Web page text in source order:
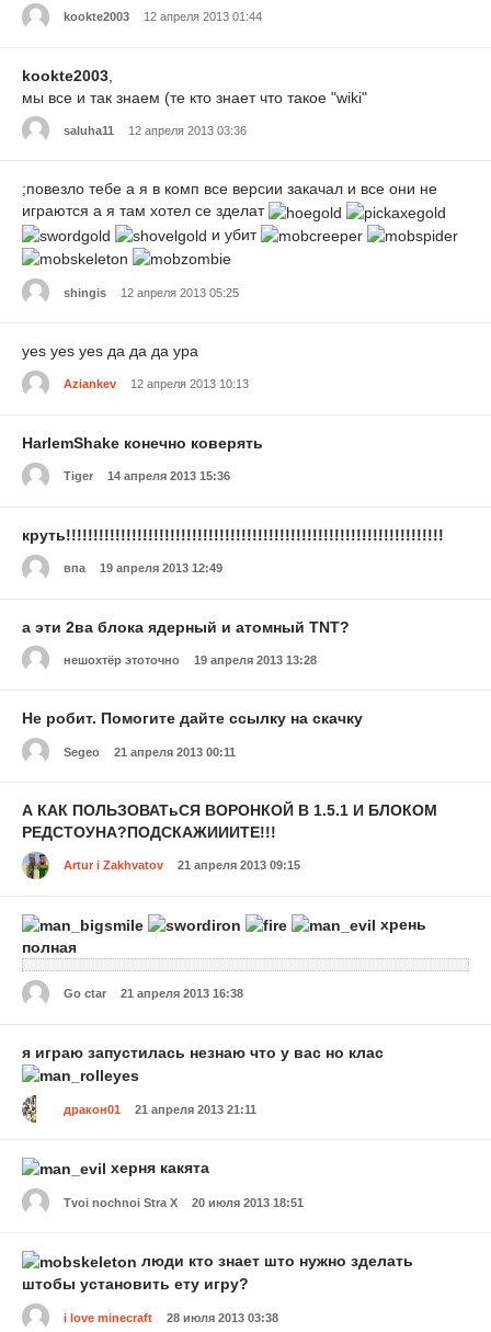
kookte2003 12 апреля 2013 01:44
kookte2003
мы все и так знаем (те кто знает что такое "wiki"
saluha11 12 апреля 2013 03:36
;повезло тебе а я в комп все версии закачал и все они не
играются a я там хотел се зделат
и убит
shingis 12 апреля 2013 05:25
yes yes yes да да да ура
Aziankev 12 апреля 2013 10:13
HarlemShake конечно коверять
Tiger 14 апреля 2013 15:36
круть!!!!!!!!!!!!!!!!!!!!!!!!!!!!!!!!!!!!!!!!!!!!!!!!!!!!!!!!!!!!!!!!!!!!!
впа 19 апреля 2013 12:49
а эти 2ва блока ядерный и атомный TNT?
нешохтёр этоточно 19 апреля 2013 13:28
Не робит. Помогите дайте ссылку на скачку
Segeo 21 апреля 2013 00:11
А КАК ПОЛЬЗОВАТьСЯ ВОРОНКОЙ В 1.5.1 И БЛОКОМ
РЕДСТОУНА?ПОДСКАЖИИИТЕ!!!
Artur i Zakhvatov 21 апреля 2013 09:15
хрень
полная
Go ctar 21 апреля 2013 16:38
я играю запустилась незнаю что у вас но клас
дракон01 21 апреля 2013 21:11
херня какята
Tvoi nochnoi Stra X 20 июля 2013 18:51
люди кто знает што нужно зделать
штобы установить ету игру?
i love minecraft 28 июля 2013 03:38